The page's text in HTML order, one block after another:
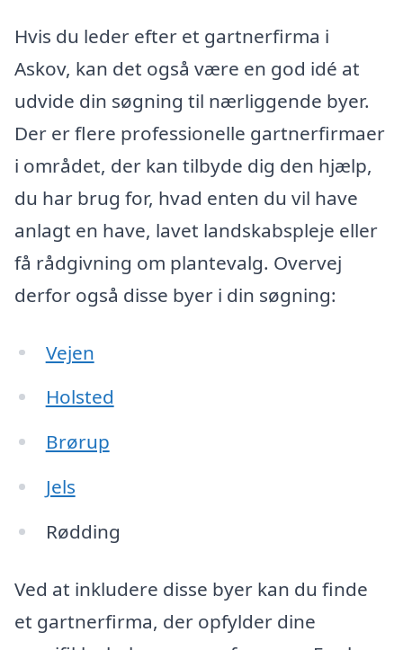
Hvis du leder efter et gartnerfirma i
Askov, kan det også være en god idé at
udvide din søgning til nærliggende byer.
Der er flere professionelle gartnerfirmaer
i området, der kan tilbyde dig den hjælp,
du har brug for, hvad enten du vil have
anlagt en have, lavet landskabspleje eller
få rådgivning om plantevalg. Overvej
derfor også disse byer i din søgning:
Vejen
Holsted
Brørup
Jels
Rødding
Ved at inkludere disse byer kan du finde
et gartnerfirma, der opfylder dine